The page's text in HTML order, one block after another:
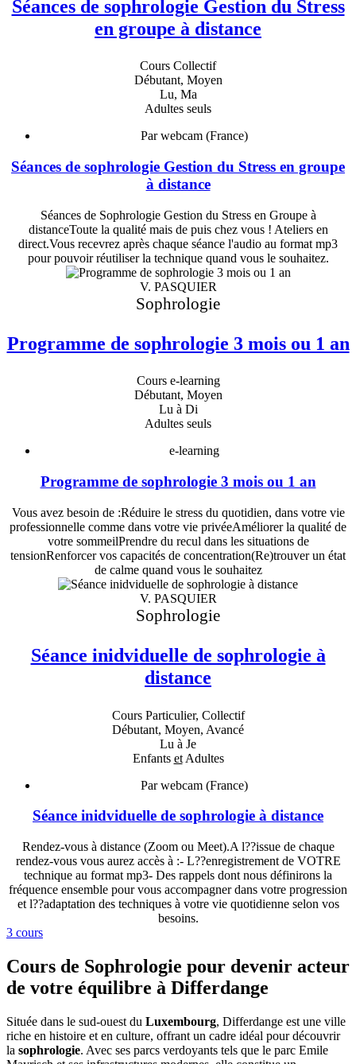
Séances de sophrologie Gestion du Stress
en groupe à distance
Cours Collectif
Débutant, Moyen
Lu, Ma
Adultes seuls
Par webcam (France)
Séances de sophrologie Gestion du Stress en groupe
à distance
Séances de Sophrologie Gestion du Stress en Groupe à
distanceToute la qualité mais de puis chez vous ! Ateliers en
direct.Vous recevrez après chaque séance l'audio au format mp3
pour pouvoir réutiliser la technique quand vous le souhaitez.
V. PASQUIER
Sophrologie
Programme de sophrologie 3 mois ou 1 an
Cours e-learning
Débutant, Moyen
Lu à Di
Adultes seuls
e-learning
Programme de sophrologie 3 mois ou 1 an
Vous avez besoin de :Réduire le stress du quotidien, dans votre vie
professionnelle comme dans votre vie privéeAméliorer la qualité de
votre sommeilPrendre du recul dans les situations de
tensionRenforcer vos capacités de concentration(Re)trouver un état
de calme quand vous le souhaitez
V. PASQUIER
Sophrologie
Séance inidviduelle de sophrologie à
distance
Cours Particulier, Collectif
Débutant, Moyen, Avancé
Lu à Je
Enfants etAdultes
Par webcam (France)
Séance inidviduelle de sophrologie à distance
Rendez-vous à distance (Zoom ou Meet).A l??issue de chaque
rendez-vous vous aurez accès à :- L??enregistrement de VOTRE
technique au format mp3- Des rappels dont nous définirons la
fréquence ensemble pour vous accompagner dans votre progression
et l??adaptation des techniques à votre vie quotidienne selon vos
besoins.
3 cours
Cours de Sophrologie pour devenir acteur
de votre équilibre à Differdange
Située dans le sud-ouest du Luxembourg, Differdange est une ville
riche en histoire et en culture, offrant un cadre idéal pour découvrir
la sophrologie. Avec ses parcs verdoyants tels que le parc Emile